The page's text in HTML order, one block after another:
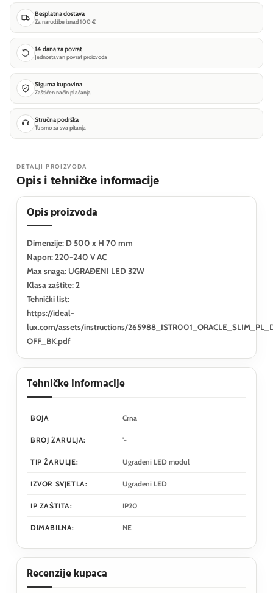
Besplatna dostava
Za narudžbe iznad 100 €
14 dana za povrat
Jednostavan povrat proizvoda
Sigurna kupovina
Zaštićen način plaćanja
Stručna podrška
Tu smo za sva pitanja
DETALJI PROIZVODA
Opis i tehničke informacije
Opis proizvoda
Dimenzije: D 500 x H 70 mm
Napon: 220-240 V AC
Max snaga: UGRAĐENI LED 32W
Klasa zaštite: 2
Tehnički list:
https://ideal-
lux.com/assets/instructions/
OFF_BK.pdf
Tehničke informacije
BOJA Crna
BROJ ŽARULJA: '-
TIP ŽARULJE: Ugrađeni LED modul
IZVOR SVJETLA: Ugrađeni LED
IP ZAŠTITA: IP20
DIMABILNA: NE
Recenzije kupaca